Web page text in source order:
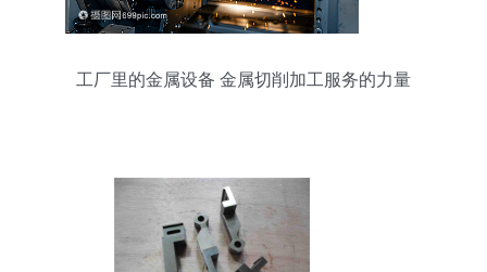
工厂里的金属设备 金属切削加工服务的力量